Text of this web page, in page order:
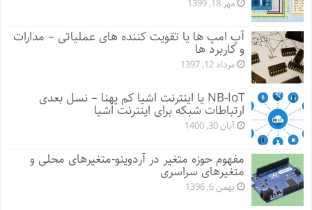
مهر 18, 1399
آپ امپ ها یا تقویت کننده های عملیاتی – مدارات
و کاربرد ها
مرداد 12, 1397
NB-IoT یا اینترنت اشیا کم پهنا – نسل بعدی
ارتباطات شبکه برای اینترنت اشیا
آبان 30, 1400
مفهوم حوزه متغیر در آردوینو-متغیرهای محلی و
متغیرهای سراسری
بهمن 6, 1396